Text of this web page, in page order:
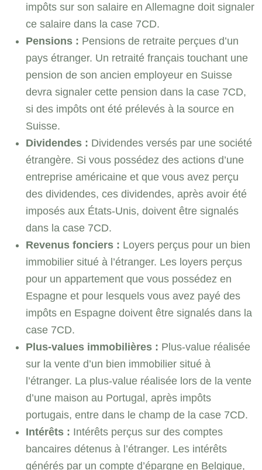
impôts sur son salaire en Allemagne doit signaler
ce salaire dans la case 7CD.
Pensions : Pensions de retraite perçues d’un
pays étranger. Un retraité français touchant une
pension de son ancien employeur en Suisse
devra signaler cette pension dans la case 7CD,
si des impôts ont été prélevés à la source en
Suisse.
Dividendes : Dividendes versés par une société
étrangère. Si vous possédez des actions d’une
entreprise américaine et que vous avez perçu
des dividendes, ces dividendes, après avoir été
imposés aux États-Unis, doivent être signalés
dans la case 7CD.
Revenus fonciers : Loyers perçus pour un bien
immobilier situé à l’étranger. Les loyers perçus
pour un appartement que vous possédez en
Espagne et pour lesquels vous avez payé des
impôts en Espagne doivent être signalés dans la
case 7CD.
Plus-values immobilières : Plus-value réalisée
sur la vente d’un bien immobilier situé à
l’étranger. La plus-value réalisée lors de la vente
d’une maison au Portugal, après impôts
portugais, entre dans le champ de la case 7CD.
Intérêts : Intérêts perçus sur des comptes
bancaires détenus à l’étranger. Les intérêts
générés par un compte d’épargne en Belgique,